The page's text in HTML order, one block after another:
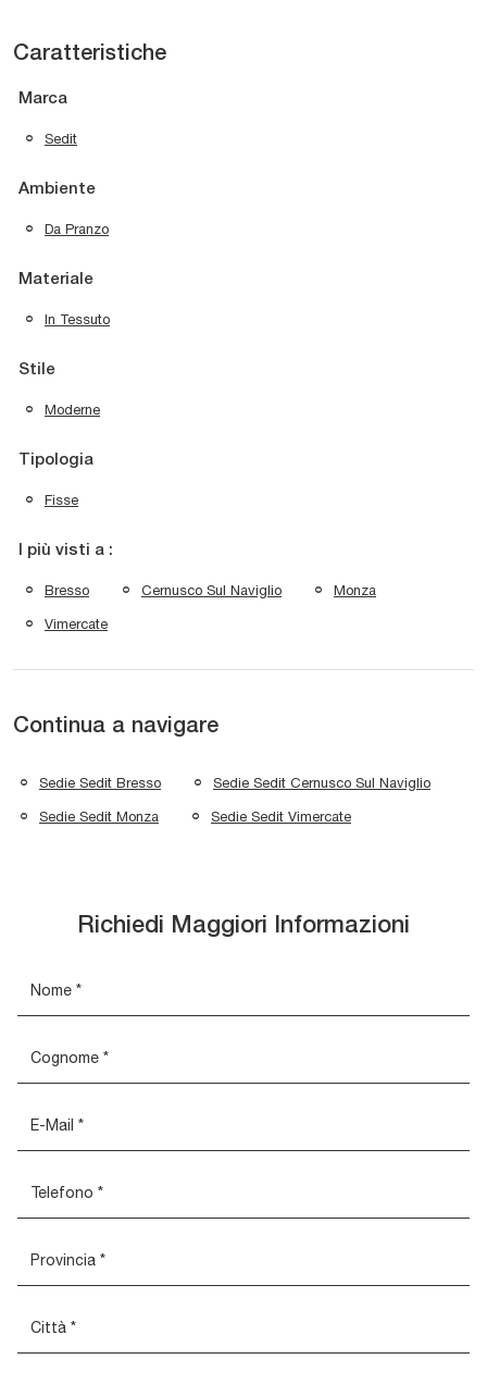
Caratteristiche
Marca
Sedit
Ambiente
Da Pranzo
Materiale
In Tessuto
Stile
Moderne
Tipologia
Fisse
I più visti a :
Bresso Cernusco Sul Naviglio Monza
Vimercate
Continua a navigare
Sedie Sedit Bresso Sedie Sedit Cernusco Sul Naviglio
Sedie Sedit Monza Sedie Sedit Vimercate
Richiedi Maggiori Informazioni